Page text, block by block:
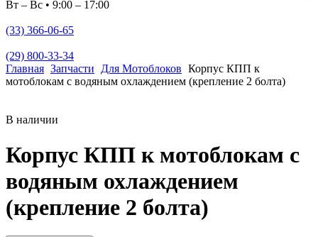
Вт – Вс • 9:00 – 17:00
(33) 366-06-65
(29) 800-33-34
Главная Запчасти Для Мотоблоков Корпус КПП к
мотоблокам с водяным охлаждением (крепление 2 болта)
В наличии
Корпус КПП к мотоблокам с
водяным охлаждением
(крепление 2 болта)